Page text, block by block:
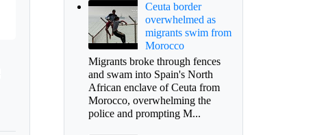
Ceuta border
overwhelmed as
migrants swim from
Morocco
Migrants broke through fences
and swam into Spain's North
African enclave of Ceuta from
Morocco, overwhelming the
police and prompting M...